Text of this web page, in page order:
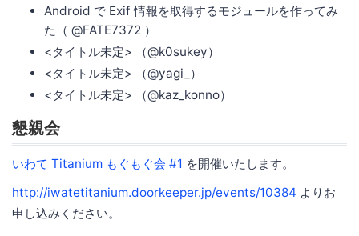
Android で Exif 情報を取得するモジュールを作ってみ
た（ @FATE7372 ）
<タイトル未定> （@k0sukey）
<タイトル未定> （@yagi_）
<タイトル未定> （@kaz_konno）
懇親会
いわて Titanium もぐもぐ会 #1 を開催いたします。
http://iwatetitanium.doorkeeper.jp/events/10384 よりお
申し込みください。